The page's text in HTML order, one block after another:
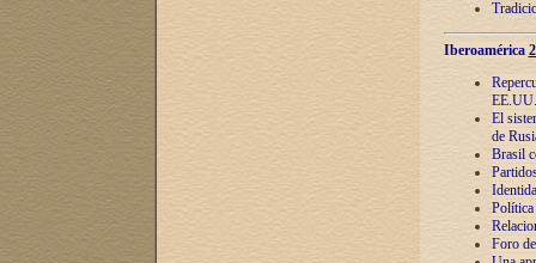
Iberoamérica
EE.UU.
El
de
Brasil
Política
Foro